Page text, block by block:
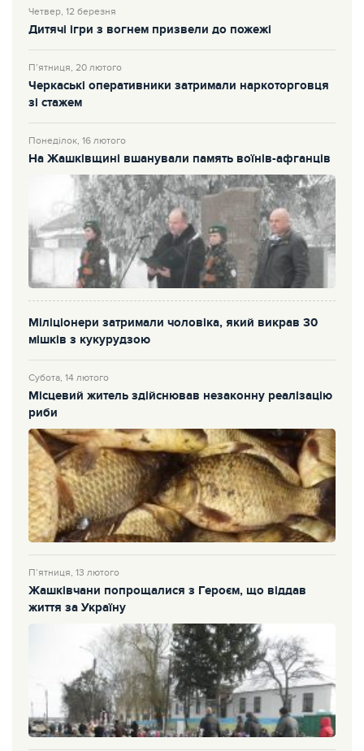
Четвер, 12 березня
Дитячі ігри з вогнем призвели до пожежі
П’ятниця, 20 лютого
Черкаські оперативники затримали наркоторговця
зі стажем
Понеділок, 16 лютого
На Жашківщині вшанували память воїнів-афганців
Міліціонери затримали чоловіка, який викрав 30
мішків з кукурудзою
Субота, 14 лютого
Місцевий житель здійснював незаконну реалізацію
риби
П’ятниця, 13 лютого
Жашківчани попрощалися з Героєм, що віддав
життя за Україну